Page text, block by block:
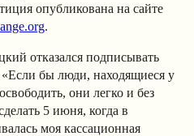
опубликована на сайте
.
отказался подписывать
бы люди, находящиеся у
они легко и без
5 июня, когда в
моя кассационная